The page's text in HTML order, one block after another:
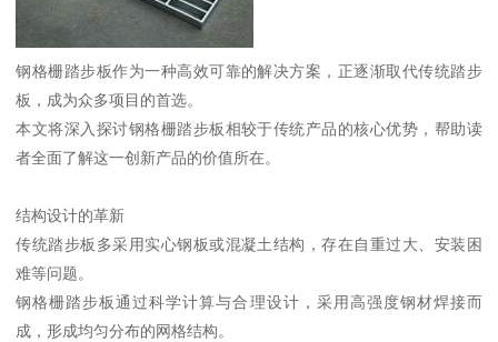
钢格栅踏步板作为一种高效可靠的解决方案，正逐渐取代传统踏步
板，成为众多项目的首选。
本文将深入探讨钢格栅踏步板相较于传统产品的核心优势，帮助读
者全面了解这一创新产品的价值所在。
结构设计的革新
传统踏步板多采用实心钢板或混凝土结构，存在自重过大、安装困
难等问题。
钢格栅踏步板通过科学计算与合理设计，采用高强度钢材焊接而
成，形成均匀分布的网格结构。